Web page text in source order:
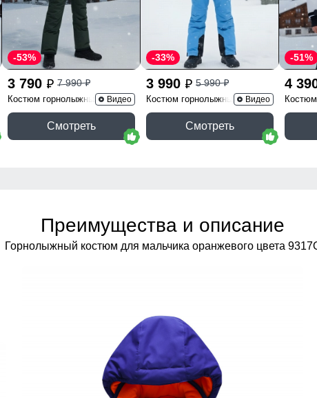
3 790 p 7 990p
-53%
Костюм горнолыжный 9423Kh
Видео
Смотреть
3 990 p 5 990p
-33%
Костюм горнолыжный 9317Z
Видео
Смотреть
4
-51%
Преимущества и описание
Горнолыжный костюм для мальчика оранжевого цвета